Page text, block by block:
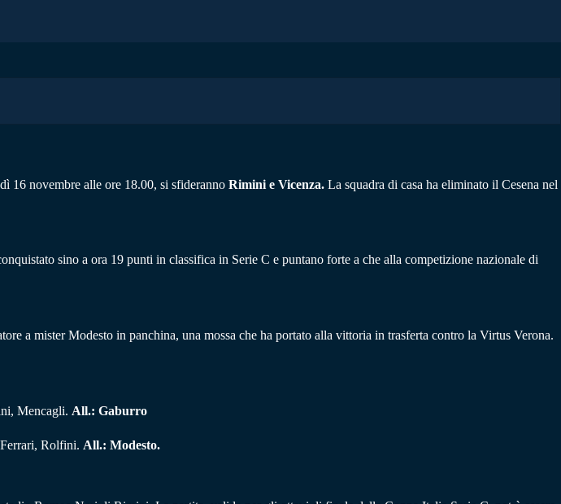
16 novembre alle ore 18.00, si sfideranno Rimini e Vicenza. La squadra di casa ha eliminato il Cesena nel
sino a ora 19 punti in classifica in Serie C e puntano forte a che alla competizione nazionale di
a mister Modesto in panchina, una mossa che ha portato alla vittoria in trasferta contro la Virtus Verona.
Mencagli. All.: Gaburro
Rolfini. All.: Modesto.